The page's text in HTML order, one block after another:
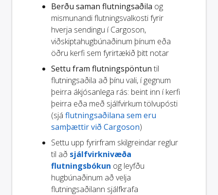
Berðu saman flutningsaðila og
mismunandi flutningsvalkosti fyrir
hverja sendingu í Cargoson,
viðskiptahugbúnaðinum þínum eða
öðru kerfi sem fyrirtækið þitt notar
Settu fram flutningspöntun til
flutningsaðila að þínu vali, í gegnum
þeirra ákjósanlega rás: beint inn í kerfi
þeirra eða með sjálfvirkum tölvupósti
(sjá flutningsaðilana sem eru
samþættir við Cargoson)
Settu upp fyrirfram skilgreindar reglur
til að sjálfvirknivæða
flutningsbókun og leyfðu
hugbúnaðinum að velja
flutningsaðilann sjálfkrafa